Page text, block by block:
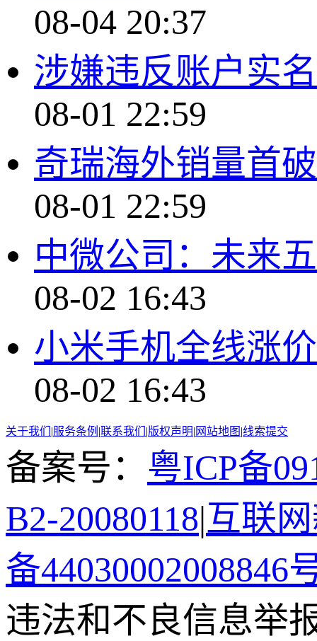
08-04 20:37
涉嫌违反账户实
08-01 22:59
奇瑞海外销量首
08-01 22:59
中微公司：未来
08-02 16:43
小米手机全线涨
08-02 16:43
关于我们 |服务条例 |联系我们 |版权声明| 网站地图 |线索提交
备案号： 粤ICP备
B2-20080118|互联
备44030002008846
违法和不良信息举